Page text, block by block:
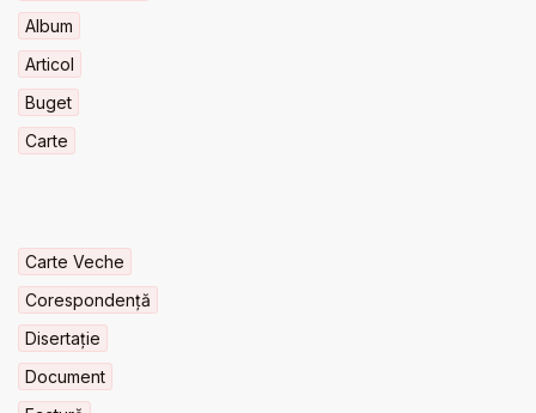
Album
Articol
Buget
Carte
Carte Veche
Corespondență
Disertație
Document